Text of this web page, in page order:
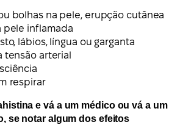
bolhas na pele, erupção cutânea
pele inflamada
lábios, língua ou garganta
tensão arterial
respirar
e vá a um médico ou vá a um
se notar algum dos efeitos